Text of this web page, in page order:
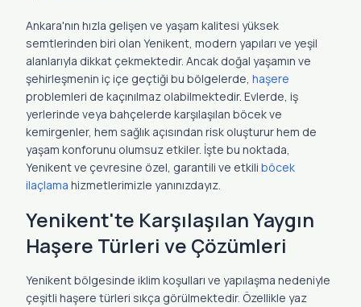
Ankara'nın hızla gelişen ve yaşam kalitesi yüksek
semtlerinden biri olan Yenikent, modern yapıları ve yeşil
alanlarıyla dikkat çekmektedir. Ancak doğal yaşamın ve
şehirleşmenin iç içe geçtiği bu bölgelerde, haşere
problemleri de kaçınılmaz olabilmektedir. Evlerde, iş
yerlerinde veya bahçelerde karşılaşılan böcek ve
kemirgenler, hem sağlık açısından risk oluşturur hem de
yaşam konforunu olumsuz etkiler. İşte bu noktada,
Yenikent ve çevresine özel, garantili ve etkili böcek
ilaçlama hizmetlerimizle yanınızdayız.
Yenikent'te Karşılaşılan Yaygın
Haşere Türleri ve Çözümleri
Yenikent bölgesinde iklim koşulları ve yapılaşma nedeniyle
çeşitli haşere türleri sıkça görülmektedir. Özellikle yaz